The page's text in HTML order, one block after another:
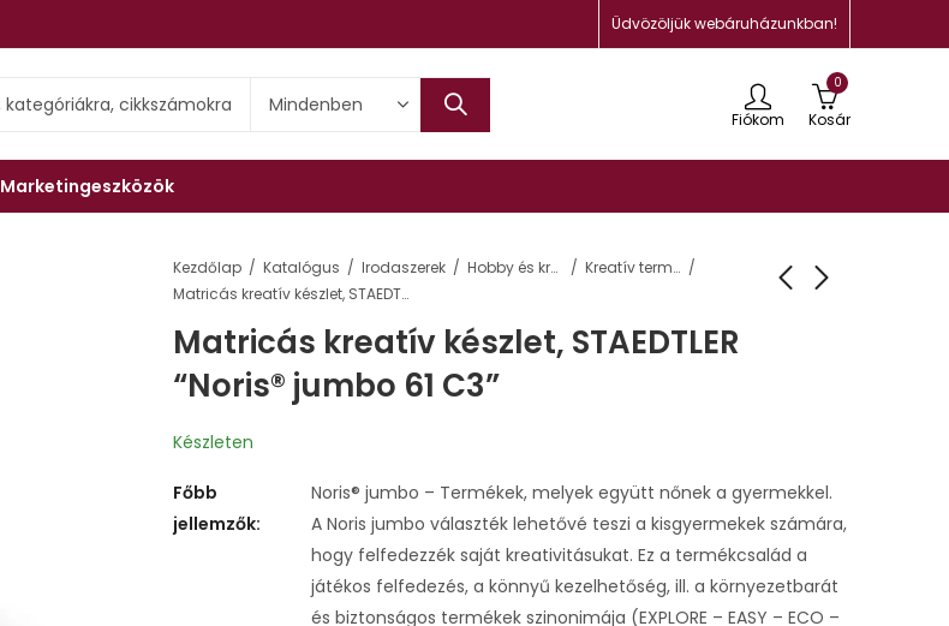
Üdvözöljük webáruházunkban!
Fiókom
0
Kosár
Marketingeszközök
Kezdőlap Katalógus Irodaszerek Hobby és kreatív termékek
Kreatív termékek
Matricás kreatív készlet, STAEDTLER “Noris® jumbo 61 C3”
Matricás kreatív készlet, STAEDTLER
“Noris® jumbo 61 C3”
Készleten
Főbb
jellemzők:
Noris® jumbo – Termékek, melyek együtt nőnek a gyermekkel.
A Noris jumbo választék lehetővé teszi a kisgyermekek számára,
hogy felfedezzék saját kreativitásukat. Ez a termékcsalád a
játékos felfedezés, a könnyű kezelhetőség, ill. a környezetbarát
és biztonságos termékek szinonimája (EXPLORE – EASY – ECO –